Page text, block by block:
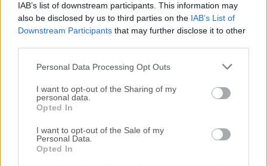
IAB’s list of downstream participants. This information may
also be disclosed by us to third parties on the IAB’s List of
Downstream Participants that may further disclose it to other
Personal Data Processing Opt Outs
I want to opt-out of the Sharing of my
personal data.
Opted In
I want to opt-out of the Sale of my
Personal Data.
Opted In
Nos encantaría saber de ti
Si tienes alguna pregunta o idea que desees compartir
con nosotros, dirígete a nuestrapágina de contactoy
háznoslo saber. ¡Valoramos tu opinión!